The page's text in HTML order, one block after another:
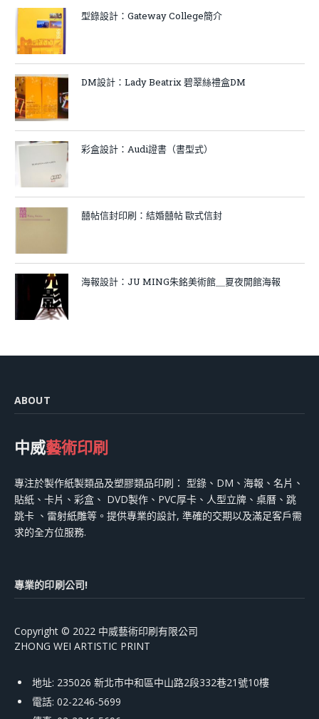
型錄設計：Gateway College簡介
DM設計：Lady Beatrix 碧翠絲禮盒DM
彩盒設計：Audi證書（書型式）
囍帖信封印刷：結婚囍帖 歐式信封
海報設計：JU MING朱銘美術館＿夏夜開館海報
ABOUT
中威藝術印刷
專注於製作紙製類品及塑膠類品印刷： 型錄、DM、海報、名片、
貼紙、卡片、彩盒、 DVD製作、PVC厚卡、人型立牌、桌曆、跳
跳卡 、雷射紙雕等。提供專業的設計, 準確的交期以及滿足客戶需
求的全方位服務.
專業的印刷公司!
Copyright © 2022 中威藝術印刷有限公司
ZHONG WEI ARTISTIC PRINT
地址: 235026 新北市中和區中山路2段332巷21號10樓
電話: 02-2246-5699